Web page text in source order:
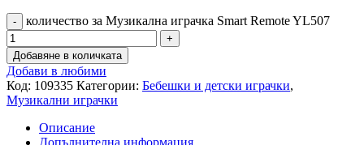
количество за Музикална играчка Smart Remote YL507
Добавяне в количката
Добави в любими
Код: 109335 Категории: Бебешки и детски играчки,
Музикални играчки
Описание
Допълнителна информация